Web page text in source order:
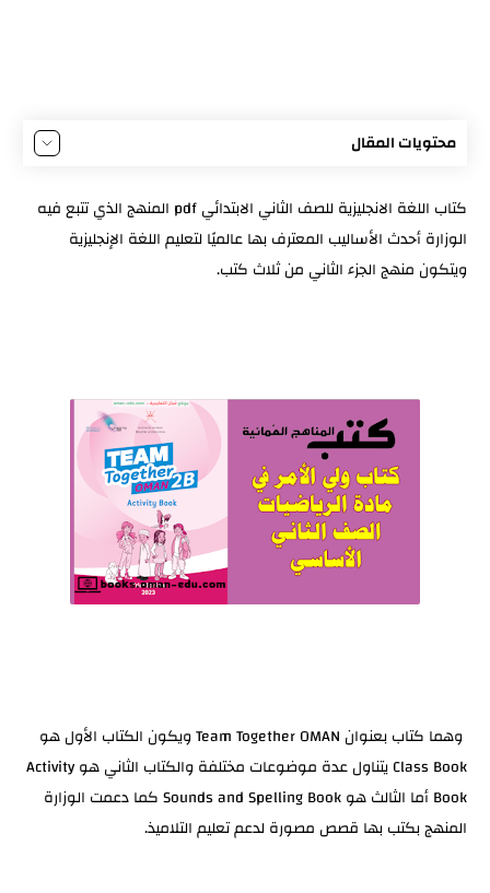
محتويات المقال
اللغة الإنجليزية الصف الثاني Sounds and Spelling
Book الفصل الدراسي الثاني
كتاب اللغة الانجليزية للصف الثاني الابتدائي pdf المنهج الذي تتبع فيه
الوزارة أحدث الأساليب المعترف بها عالميًا لتعليم اللغة الإنجليزية
ويتكون منهج الجزء الثاني من ثلاث كتب.
وهما كتاب بعنوان Team Together OMAN ويكون الكتاب الأول هو
Class Book يتناول عدة موضوعات مختلفة والكتاب الثاني هو Activity
Book أما الثالث هو Sounds and Spelling Book كما دعمت الوزارة
المنهج بكتب بها قصص مصورة لدعم تعليم التلاميذ.